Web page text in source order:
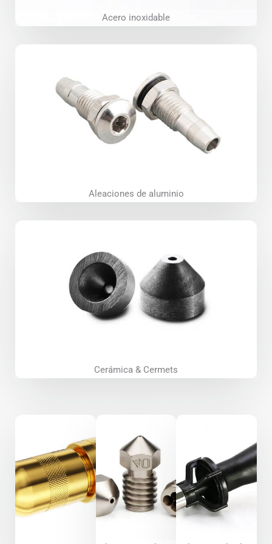
Acero inoxidable
Aleaciones de aluminio
Cerámica & Cermets